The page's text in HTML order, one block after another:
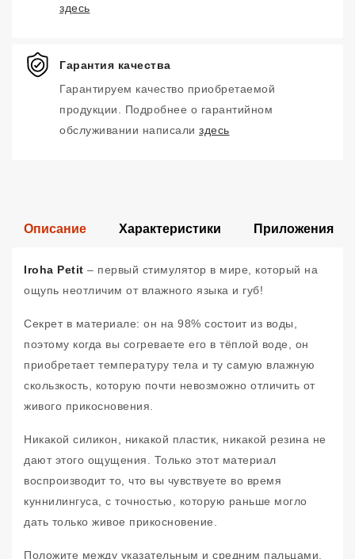
здесь
Гарантия качества
Гарантируем качество приобретаемой
продукции. Подробнее о гарантийном
обслуживании написали здесь
Описание Характеристики Приложения
Iroha Petit – первый стимулятор в мире, который на
ощупь неотличим от влажного языка и губ!
Секрет в материале: он на 98% состоит из воды,
поэтому когда вы согреваете его в тёплой воде, он
приобретает температуру тела и ту самую влажную
скользкость, которую почти невозможно отличить от
живого прикосновения.
Никакой силикон, никакой пластик, никакой резина не
дают этого ощущения. Только этот материал
воспроизводит то, что вы чувствуете во время
куннилингуса, с точностью, которую раньше могло
дать только живое прикосновение.
Положите между указательным и средним пальцами.